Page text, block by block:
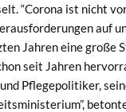
“Coro­na ist nicht
auf
Jahren eine große
seit Jahren
Pflege­poli­tik­er,